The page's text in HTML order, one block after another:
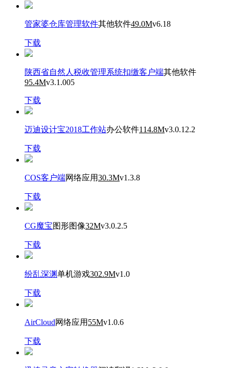
管家婆仓库管理软件其他软件49.0Mv6.18
下载
陕西省自然人税收管理系统扣缴客户端其他软件
95.4Mv3.1.005
下载
迈迪设计宝2018工作站办公软件114.8Mv3.0.12.2
下载
COS客户端网络应用30.3Mv1.3.8
下载
CG魔宝图形图像32Mv3.0.2.5
下载
纷乱深渊单机游戏302.9Mv1.0
下载
AirCloud网络应用 55Mv1.0.6
下载